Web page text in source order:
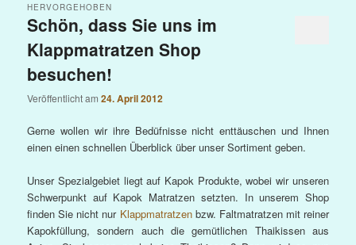
Schön, dass Sie uns im
Klappmatratzen Shop
besuchen!
HERVORGEHOBEN
Veröffentlicht am24. April 2012
Gerne wollen wir ihre Bedüfnisse nicht enttäuschen und Ihnen
einen einen schnellen Überblick über unser Sortiment geben.
Unser Spezialgebiet liegt auf Kapok Produkte, wobei wir unseren
Schwerpunkt auf Kapok Matratzen setzten. In unserem Shop
finden Sie nicht nur Klappmatratzenbzw. Faltmatratzen mit reiner
Kapokfüllung, sondern auch die gemütlichen Thaikissen aus